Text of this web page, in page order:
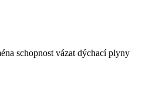
schopnost vázat dýchací plyny